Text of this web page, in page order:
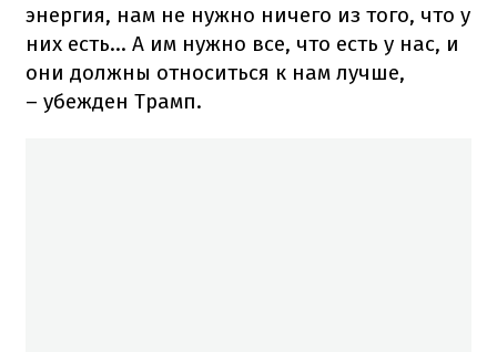
энергия, нам не нужно ничего из того, что у
них есть... А им нужно все, что есть у нас, и
они должны относиться к нам лучше,
– убежден Трамп.